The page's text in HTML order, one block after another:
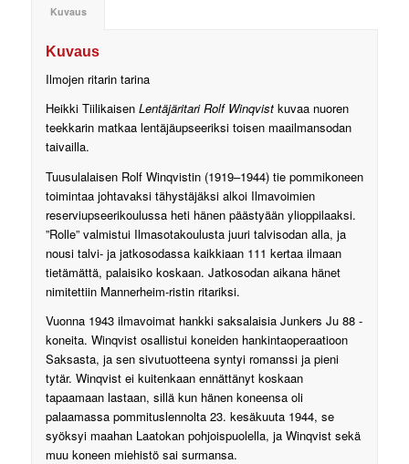
Kuvaus
Kuvaus
Ilmojen ritarin tarina
Heikki Tiilikaisen Lentäjäritari Rolf Winqvistkuvaa nuoren
teekkarin matkaa lentäjäupseeriksi toisen maailmansodan
taivailla.
Tuusulalaisen Rolf Winqvistin (1919–1944) tie pommikoneen
toimintaa johtavaksi tähystäjäksi alkoi Ilmavoimien
reserviupseerikoulussa heti hänen päästyään ylioppilaaksi.
”Rolle” valmistui Ilmasotakoulusta juuri talvisodan alla, ja
nousi talvi- ja jatkosodassa kaikkiaan 111 kertaa ilmaan
tietämättä, palaisiko koskaan. Jatkosodan aikana hänet
nimitettiin Mannerheim-ristin ritariksi.
Vuonna 1943 ilmavoimat hankki saksalaisia Junkers Ju 88 -
koneita. Winqvist osallistui koneiden hankintaoperaatioon
Saksasta, ja sen sivutuotteena syntyi romanssi ja pieni
tytär. Winqvist ei kuitenkaan ennättänyt koskaan
tapaamaan lastaan, sillä kun hänen koneensa oli
palaamassa pommituslennolta 23. kesäkuuta 1944, se
syöksyi maahan Laatokan pohjoispuolella, ja Winqvist sekä
muu koneen miehistö sai surmansa.